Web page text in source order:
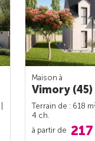
Maison à
Vimory (45)
Terrain de : 618 m
4 ch.
à partir de